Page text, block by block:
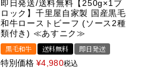
即日発送/送料無料【250g×1ブ
ロック】千里屋自家製 国産黒毛
和牛ローストビーフ (ソース2種
類付き) ≪あすニク≫
黒毛和牛
送料無料
即日発送
特別価格 ¥4,980税込